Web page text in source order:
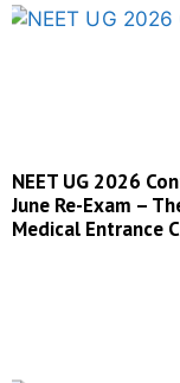
NEET UG 2026
June Re-Exam –
Medical Entrance